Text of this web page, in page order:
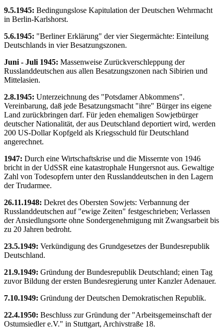
9.5.1945: Bedingungslose Kapitulation der Deutschen Wehrmacht
in Berlin-Karlshorst.
5.6.1945: "Berliner Erklärung" der vier Siegermächte: Einteilung
Deutschlands in vier Besatzungszonen.
Juni - Juli 1945: Massenweise Zurückverschleppung der
Russlanddeutschen aus allen Besatzungszonen nach Sibirien und
Mittelasien.
2.8.1945: Unterzeichnung des "Potsdamer Abkommens".
Vereinbarung, daß jede Besatzungsmacht "ihre" Bürger ins eigene
Land zurückbringen darf. Für jeden ehemaligen Sowjetbürger
deutscher Nationalität, der aus Deutschland deportiert wird, werden
200 US-Dollar Kopfgeld als Kriegsschuld für Deutschland
angerechnet.
1947: Durch eine Wirtschaftskrise und die Missernte von 1946
bricht in der UdSSR eine katastrophale Hungersnot aus. Gewaltige
Zahl von Todesopfern unter den Russlanddeutschen in den Lagern
der Trudarmee.
26.11.1948: Dekret des Obersten Sowjets: Verbannung der
Russlanddeutschen auf "ewige Zeiten" festgeschrieben; Verlassen
der Ansiedlungsorte ohne Sondergenehmigung mit Zwangsarbeit bis
zu 20 Jahren bedroht.
23.5.1949: Verkündigung des Grundgesetzes der Bundesrepublik
Deutschland.
21.9.1949: Gründung der Bundesrepublik Deutschland; einen Tag
zuvor Bildung der ersten Bundesregierung unter Kanzler Adenauer.
7.10.1949: Gründung der Deutschen Demokratischen Republik.
22.4.1950: Beschluss zur Gründung der "Arbeitsgemeinschaft der
Ostumsiedler e.V." in Stuttgart, Archivstraße 18.